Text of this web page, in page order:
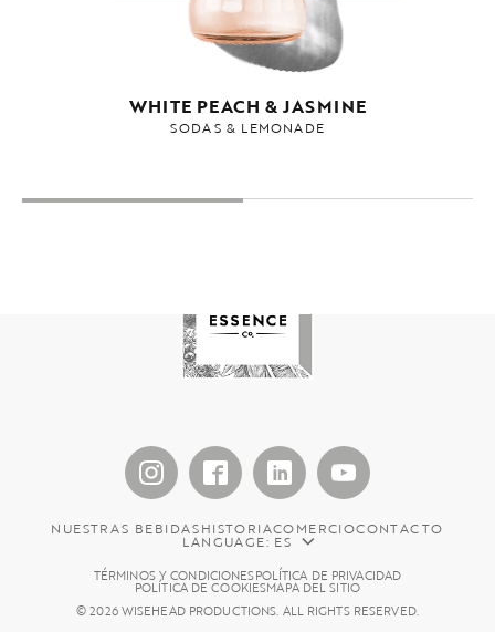
WHITE PEACH & JASMINE
SODAS & LEMONADE
NUESTRAS BEBIDASHISTORIACOMERCIOCONTACTO
LANGUAGE: ES
TÉRMINOS Y CONDICIONESPOLÍTICA DE PRIVACIDAD
POLÍTICA DE COOKIESMAPA DEL SITIO
© 2026 WISEHEAD PRODUCTIONS. ALL RIGHTS RESERVED.